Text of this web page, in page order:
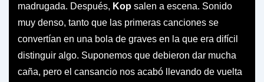
madrugada. Después, Kop salen a escena. Sonido
muy denso, tanto que las primeras canciones se
convertían en una bola de graves en la que era difícil
distinguir algo. Suponemos que debieron dar mucha
caña, pero el cansancio nos acabó llevando de vuelta